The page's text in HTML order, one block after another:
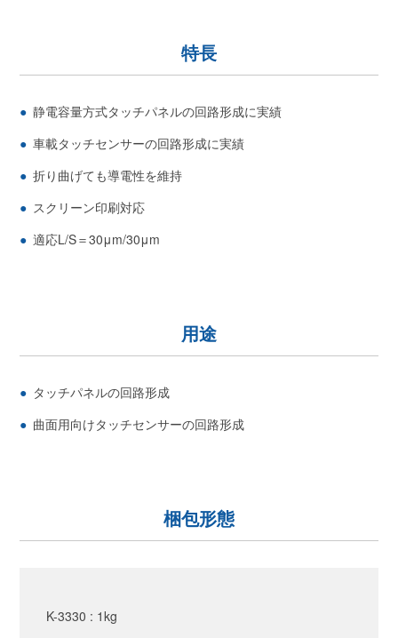
特長
静電容量方式タッチパネルの回路形成に実績
車載タッチセンサーの回路形成に実績
折り曲げても導電性を維持
スクリーン印刷対応
適応L/S＝30μm/30μm
用途
タッチパネルの回路形成
曲面用向けタッチセンサーの回路形成
梱包形態
K-3330 : 1kg